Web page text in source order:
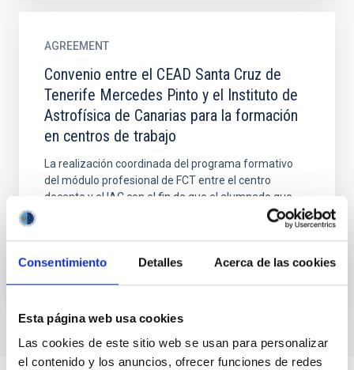
Consentimiento Detalles Acerca de las cookies
Esta página web usa cookies
Las cookies de este sitio web se usan para personalizar
el contenido y los anuncios, ofrecer funciones de redes
AGREEMENT
Convenio entre el CEAD Santa Cruz de
Tenerife Mercedes Pinto y el Instituto de
Astrofísica de Canarias para la formación
en centros de trabajo
La realización coordinada del programa formativo
del módulo profesional de FCT entre el centro
docente y el IAC con el fin de que el alumnado que